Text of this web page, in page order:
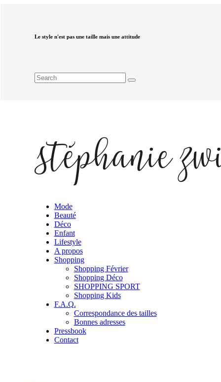
Le style n'est pas une taille mais une attitude
Mode
Beauté
Déco
Enfant
Lifestyle
A propos
Shopping
Shopping Février
Shopping Déco
SHOPPING SPORT
Shopping Kids
F.A.Q.
Correspondance des tailles
Bonnes adresses
Pressbook
Contact